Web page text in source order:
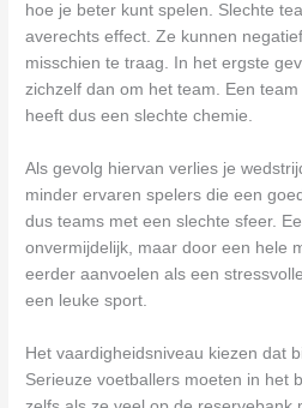
hoe je beter kunt spelen. Slechte
averechts effect. Ze kunnen
misschien te traag. In het ergste
zichzelf dan om het team. Een
heeft dus een slechte chemie.
Als gevolg hiervan verlies je
minder ervaren spelers die een
dus teams met een slechte sfeer.
onvermijdelijk, maar door een hele
eerder aanvoelen als een
een leuke sport.
Het vaardigheidsniveau kiezen dat
Serieuze voetballers moeten in het